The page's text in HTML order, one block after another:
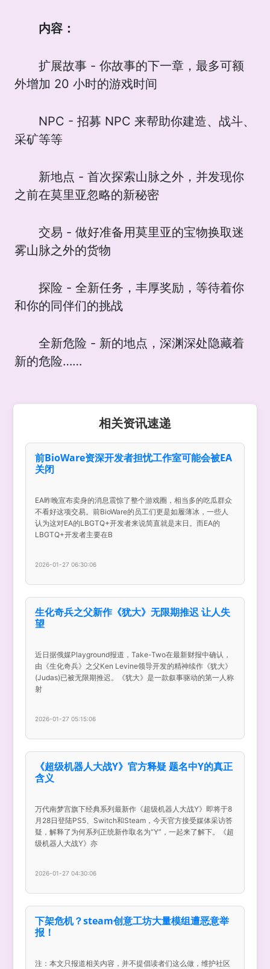
内容：
扩展故事 - 你故事的下一章，最多可额
外增加 20 小时的游戏时间
NPC - 招募 NPC 来帮助你建造、战斗、
采矿等等
新地点 - 首次探索山脉之外，并发现你
之前在莫里亚忽略的新秘密
交易 - 做好准备用莫里亚的宝物换取迷
雾山脉之外的货物
探险 - 全新任务，丰厚奖励，等待着你
和你的同伴们的挑战
全新危险 - 新的地点，深渊深处隐藏着
新的危险……
相关资讯速递
前BioWare资深开发者担忧工作室可能会被EA
关闭
EA昨晚宣布卖身的消息震惊了整个游戏圈，相当多的吃瓜群众
不看好这项交易。前BioWare的员工们更是如履薄冰，一些人
认为这对EA的LBGTQ+开发者来说简直就是末日。而EA的
LBGTQ+开发者主要在B
2026-01-27 06:30:06
生化奇兵之父新作《犹大》无限期推迟 让人失
望
近日据俄媒Playground报道，Take-Two在最新财报中确认，
由《生化奇兵》之父Ken Levine领导开发的精神续作《犹大》
(Judas)已被无限期推迟。《犹大》是一款叙事驱动的第一人称
射
2026-01-27 05:15:06
《超级机器人大战Y》官方释疑 题名中Y的真正
含义
万代南梦宫旗下经典系列最新作《超级机器人大战Y》即将于8
月28日登陆PS5、Switch和Steam，今天官方接受媒体采访答
疑，解释了为何系列正统新作取名为“Y”，一起来了解下。《超
级机器人大战Y》亦
2026-01-27 04:30:06
下架危机？steam创意工坊大量模组遭恶意举
报！
注：本文只报道相关内容，并不提倡读者们这么做，维护社区